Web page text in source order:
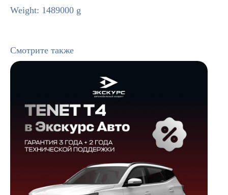
Weight: 1489000 g
Смотрите также